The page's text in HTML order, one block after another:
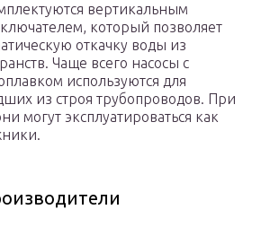
вертикальным
который позволяет
откачку воды из
Чаще всего насосы с
используются для
из строя трубопроводов. При
могут эксплуатироваться как